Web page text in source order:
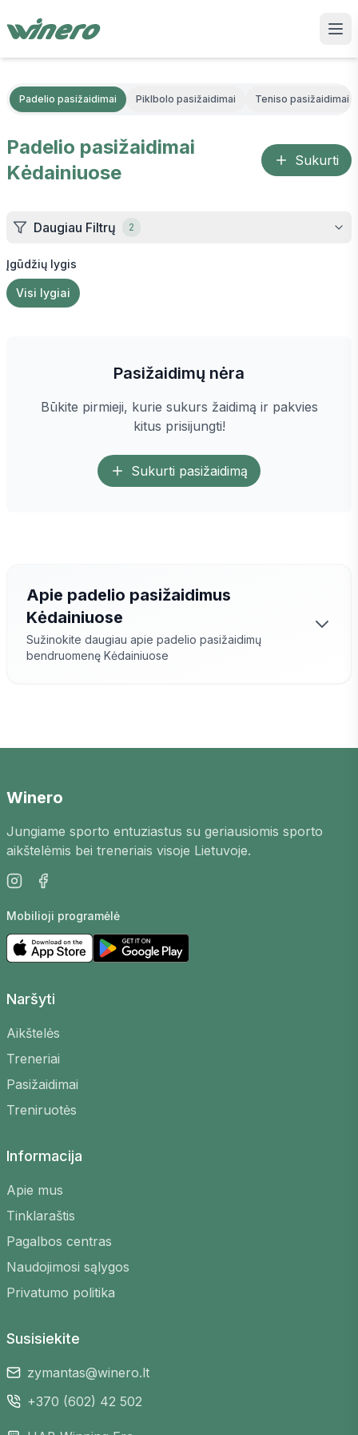
Padelio pasižaidimai Piklbolo pasižaidimai Teniso pasižaidimai
Padelio pasižaidimai
Kėdainiuose
Sukurti
Daugiau Filtrų 2
Įgūdžių lygis
Visi lygiai
Pasižaidimų nėra
Būkite pirmieji, kurie sukurs žaidimą ir pakvies
kitus prisijungti!
Sukurti pasižaidimą
Apie padelio pasižaidimus
Kėdainiuose
Sužinokite daugiau apie padelio pasižaidimų
bendruomenę Kėdainiuose
puiki galimybė susipažinti su naujais
mėgautis aktyviu laisvalaikiu. Mūsų
Kėdainiuose, skirtingų lygių žaidėjams.
Kaip tai veikia?
Žaidimus organizuoja patys žaidėjai, arenos bei
treneriai. Galite sukurti savo, pasirinkti aikštelę,
laiką bei lygį, kad surastumėte tinkamų varžovų
arba prisijungti prie jau esamų.
Kodėl verta dalyvauti?
Pasižaidimų bendruomenė yra draugiška ir
lygių žaidėjais ir mokykitės
kuriuo laiku, kuris jums tinka
keliais paspaudimais
Winero
Jungiame sporto entuziastus su geriausiomis sporto
aikštelėmis bei treneriais visoje Lietuvoje.
Mobilioji programėlė
Naršyti
Aikštelės
Treneriai
Pasižaidimai
Treniruotės
Informacija
Apie mus
Tinklaraštis
Pagalbos centras
Naudojimosi sąlygos
Privatumo politika
Susisiekite
zymantas@winero.lt
+370 (602) 42 502